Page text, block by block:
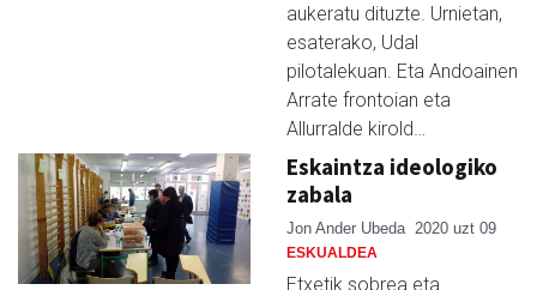
aukeratu dituzte. Urnietan,
esaterako, Udal
pilotalekuan. Eta Andoainen
Arrate frontoian eta
Allurralde kirold…
Eskaintza ideologiko
zabala
Jon Ander Ubeda 2020 uzt 09
ESKUALDEA
Etxetik sobrea eta